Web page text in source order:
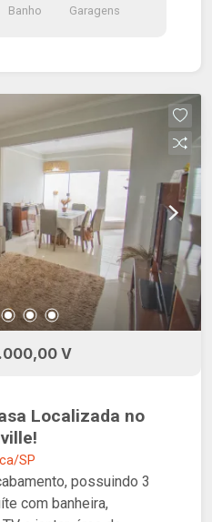
Banho Garagens
V
Localizada no
SP
possuindo 3
com banheira,